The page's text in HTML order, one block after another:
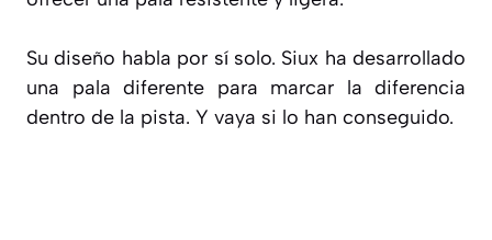
Su diseño habla por sí solo. Siux ha desarrollado
una pala diferente para marcar la diferencia
dentro de la pista. Y vaya si lo han conseguido.